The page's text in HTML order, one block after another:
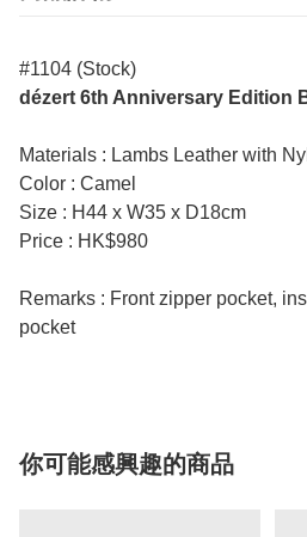
#1104 (Stock)
dézert 6th Anniversary Edition
Materials : Lambs Leather with
Color : Camel
Size : H44 x W35 x D18cm
Price : HK$980
Remarks : Front zipper pocket,
pocket
你可能感興趣的商品